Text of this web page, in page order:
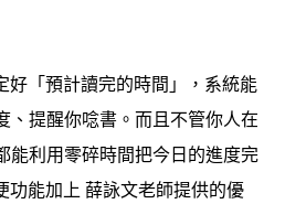
好「預計讀完的時間」，系統能
、提醒你唸書。而且不管你人在
能利用零碎時間把今日的進度完
功能加上 薛詠文老師提供的優